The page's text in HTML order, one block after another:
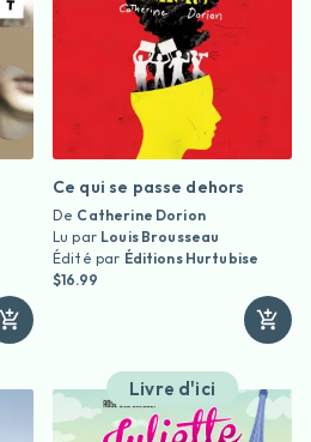
Ce qui se passe dehors
De Catherine Dorion
Lu par Louis Brousseau
Édité par Éditions Hurtubise
$16.99
Livre d'ici